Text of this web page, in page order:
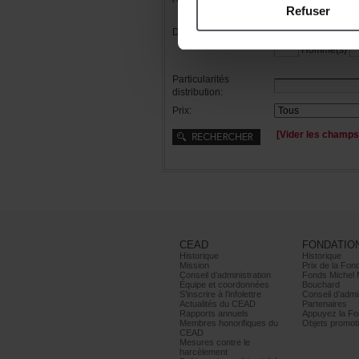
Refuser
Distribution: Femme(s)
Homme(s)
Particularités
distribution:
Prix:
CEAD
Historique
Mission
Conseild’administration
Équipeetcoordonnées
S’inscrireàl’infolettre
ActualitésduCEAD
Rapportsannuels
Membreshonorifiquesdu
CEAD
Mesurescontrele
harcèlement
Historique
Bouchard
Partenaires